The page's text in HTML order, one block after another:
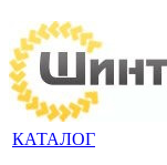
КАТАЛОГ